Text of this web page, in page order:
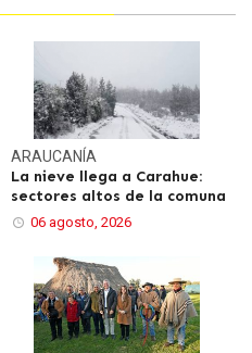
ARAUCANÍA
La nieve llega a Carahue:
sectores altos de la comuna
06 agosto, 2026